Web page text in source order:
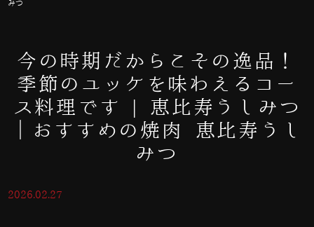
みつ
今の時期だからこその逸品！
季節のユッケを味わえるコー
ス料理です | 恵比寿うしみつ
｜おすすめの焼肉 恵比寿うし
みつ
2026.02.27